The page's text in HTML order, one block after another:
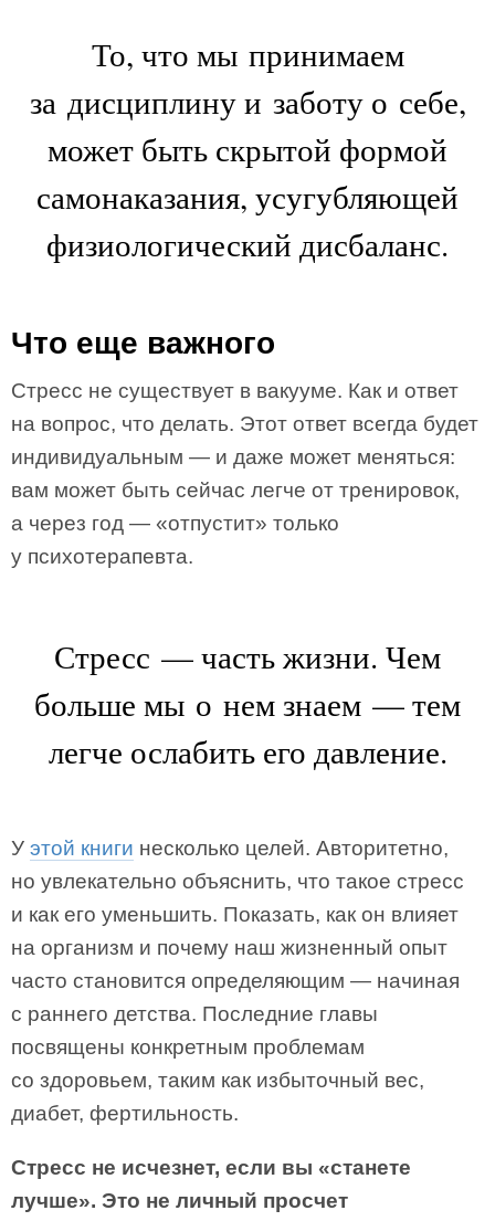
То, что мы принимаем
за дисциплину и заботу о себе,
может быть скрытой формой
самонаказания, усугубляющей
физиологический дисбаланс.
Что еще важного
Стресс не существует в вакууме. Как и ответ
на вопрос, что делать. Этот ответ всегда будет
индивидуальным — и даже может меняться:
вам может быть сейчас легче от тренировок,
а через год — «отпустит» только
у психотерапевта.
Стресс — часть жизни. Чем
больше мы о нем знаем — тем
легче ослабить его давление.
У этой книги несколько целей. Авторитетно,
но увлекательно объяснить, что такое стресс
и как его уменьшить. Показать, как он влияет
на организм и почему наш жизненный опыт
часто становится определяющим — начиная
с раннего детства. Последние главы
посвящены конкретным проблемам
со здоровьем, таким как избыточный вес,
диабет, фертильность.
Стресс не исчезнет, если вы «станете
лучше». Это не личный просчет